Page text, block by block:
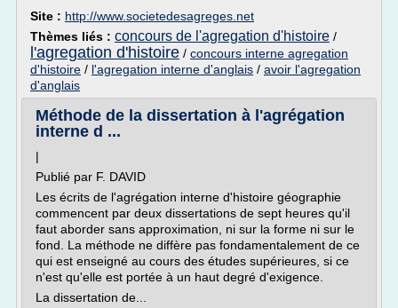
Site : http://www.societedesagreges.net
Thèmes liés : concours de l'agregation d'histoire /
l'agregation d'histoire / concours interne agregation
d'histoire / l'agregation interne d'anglais / avoir l'agregation
d'anglais
Méthode de la dissertation à l'agrégation
interne d ...
|
Publié par F. DAVID
Les écrits de l'agrégation interne d'histoire géographie
commencent par deux dissertations de sept heures qu'il
faut aborder sans approximation, ni sur la forme ni sur le
fond. La méthode ne diffère pas fondamentalement de ce
qui est enseigné au cours des études supérieures, si ce
n'est qu'elle est portée à un haut degré d'exigence.
La dissertation de...